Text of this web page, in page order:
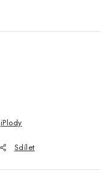
iPlody
Sdílet